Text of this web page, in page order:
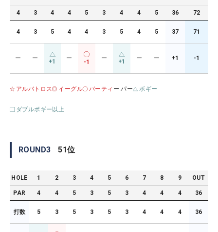
4 3 4 4 5 3 4 4 5 36 72
4 3 5 4 4 3 5 4 5 37 71
ー ー +1 ー
-1
ー +1 ー ー +1 -1
アルバトロス イーグル バーティ ー パー ボギー
ダブルボギー以上
ROUND3 51位
HOLE 1 2 3 4 5 6 7 8 9 OUT
PAR 4 4 5 3 5 3 4 4 4 36
打数 5 3 5 3 5 3 4 4 4 36